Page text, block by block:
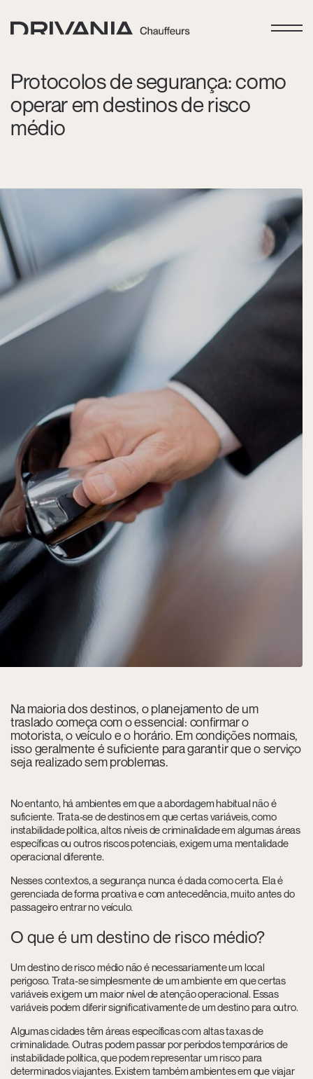
Protocolos de segurança: como
operar em destinos de risco
médio
Na maioria dos destinos, o planejamento de um
traslado começa com o essencial: confirmar o
motorista, o veículo e o horário. Em condições normais,
isso geralmente é suficiente para garantir que o serviço
seja realizado sem problemas.
No entanto, há ambientes em que a abordagem habitual não é
suficiente. Trata-se de destinos em que certas variáveis, como
instabilidade política, altos níveis de criminalidade em algumas áreas
específicas ou outros riscos potenciais, exigem uma mentalidade
operacional diferente.
Nesses contextos, a segurança nunca é dada como certa. Ela é
gerenciada de forma proativa e com antecedência, muito antes do
passageiro entrar no veículo.
O que é um destino de risco médio?
Um destino de risco médio não é necessariamente um local
perigoso. Trata-se simplesmente de um ambiente em que certas
variáveis exigem um maior nível de atenção operacional. Essas
variáveis podem diferir significativamente de um destino para outro.
Algumas cidades têm áreas específicas com altas taxas de
criminalidade. Outras podem passar por períodos temporários de
instabilidade política, que podem representar um risco para
determinados viajantes. Existem também ambientes em que viajar